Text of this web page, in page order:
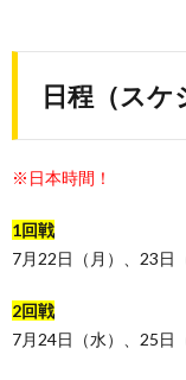
日程（スケ
※日本時間！
1回戦
7月22日（月）、23日
2回戦
7月24日（水）、25日